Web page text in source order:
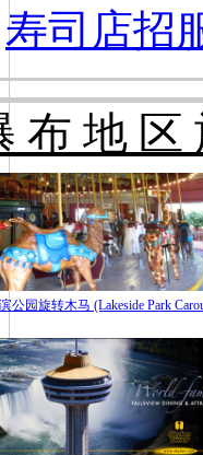
寿司店招
布 地 区
公园旋转木马 (Lakeside Park